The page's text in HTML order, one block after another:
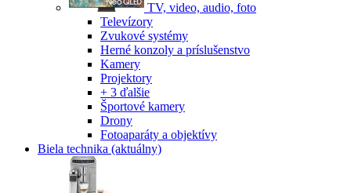
TV, video, audio, foto
Televízory
Zvukové systémy
Herné konzoly a príslušenstvo
Kamery
Projektory
+ 3 ďalšie
Športové kamery
Drony
Fotoaparáty a objektívy
Biela technika (aktuálny)